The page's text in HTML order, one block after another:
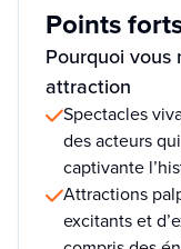
Points
Pourquoi
attraction
Spectacles
des acteurs
captivante
Attractions
excitants et